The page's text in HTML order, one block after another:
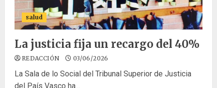
salud
La justicia fija un recargo del 40%
REDACCIÓN 03/06/2026
La Sala de lo Social del Tribunal Superior de Justicia
del País Vasco ha...